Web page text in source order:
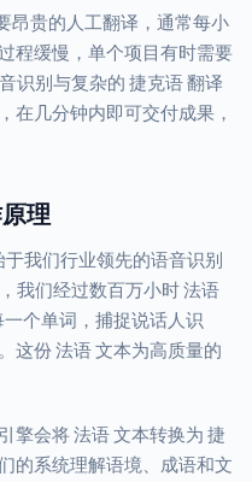
昂贵的人工翻译，通常每小
程缓慢，单个项目有时需要
识别与复杂的 捷克语 翻译
在几分钟内即可交付成果，
理
于我们行业领先的语音识别
我们经过数百万小时 法语
个单词，捕捉说话人识
这份 法语 文本为高质量的
擎会将 法语 文本转换为 捷
的系统理解语境、成语和文